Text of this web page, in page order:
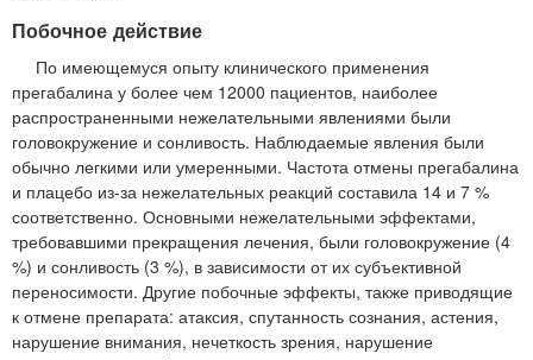
Побочное действие
По имеющемуся опыту клинического применения
прегабалина у более чем 12000 пациентов, наиболее
распространенными нежелательными явлениями были
головокружение и сонливость. Наблюдаемые явления были
обычно легкими или умеренными. Частота отмены прегабалина
и плацебо из-за нежелательных реакций составила 14 и 7 %
соответственно. Основными нежелательными эффектами,
требовавшими прекращения лечения, были головокружение (4
%) и сонливость (3 %), в зависимости от их субъективной
переносимости. Другие побочные эффекты, также приводящие
к отмене препарата: атаксия, спутанность сознания, астения,
нарушение внимания, нечеткость зрения, нарушение